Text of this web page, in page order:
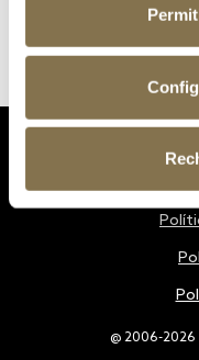
@ 2006-2026